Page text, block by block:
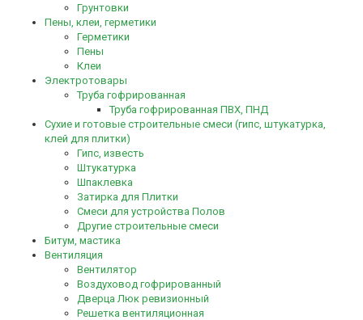
Грунтовки
Пены, клеи, герметики
Герметики
Пены
Клеи
Электротовары
Труба гофрированная
Труба гофрированная ПВХ, ПНД
Сухие и готовые строительные смеси (гипс, штукатурка,
клей для плитки)
Гипс, известь
Штукатурка
Шпаклевка
Затирка для Плитки
Смеси для устройства Полов
Другие строительные смеси
Битум, мастика
Вентиляция
Вентилятор
Воздуховод гофрированный
Дверца Люк ревизионный
Решетка вентиляционная